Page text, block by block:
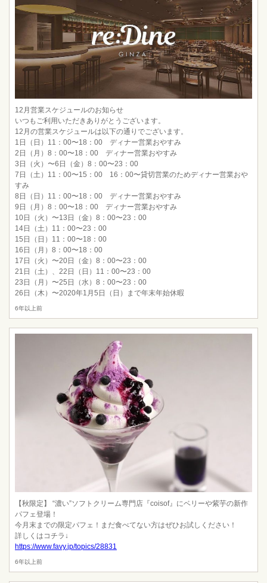
12月営業スケジュールのお知らせ
いつもご利用いただきありがとうございます。
12月の営業スケジュールは以下の通りでございます。
1日（日）11：00〜18：00 ディナー営業おやすみ
2日（月）8：00〜18：00 ディナー営業おやすみ
3日（火）〜6日（金）8：00〜23：00
7日（土）11：00〜15：00 16：00〜貸切営業のためディナー営業おや
すみ
8日（日）11：00〜18：00 ディナー営業おやすみ
9日（月）8：00〜18：00 ディナー営業おやすみ
10日（火）〜13日（金）8：00〜23：00
14日（土）11：00〜23：00
15日（日）11：00〜18：00
16日（月）8：00〜18：00
17日（火）〜20日（金）8：00〜23：00
21日（土）、22日（日）11：00〜23：00
23日（月）〜25日（水）8：00〜23：00
26日（木）〜2020年1月5日（日）まで年末年始休暇
6年以上前
【秋限定】 “濃い”ソフトクリーム専門店『coisof』にベリーや紫芋の新作
パフェ登場！
今月末までの限定パフェ！まだ食べてない方はぜひお試しください！
詳しくはコチラ↓
https://www.favy.jp/topics/28831
6年以上前